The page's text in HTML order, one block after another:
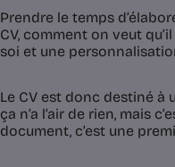
Prendre le temps
CV, comment on veut
soi et une
Le CV est donc destiné à
ça n’a l’air de rien, mais
document, c’est une